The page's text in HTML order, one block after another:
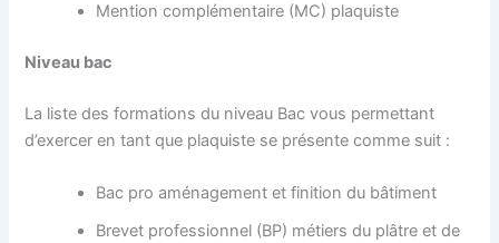
Mention complémentaire (MC) plaquiste
Niveau bac
La liste des formations du niveau Bac vous permettant
d’exercer en tant que plaquiste se présente comme suit :
Bac pro aménagement et finition du bâtiment
Brevet professionnel (BP) métiers du plâtre et de